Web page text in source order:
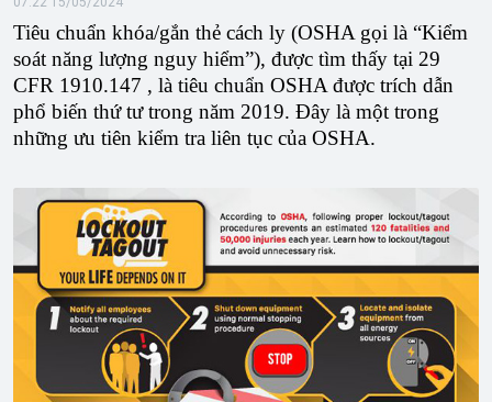
Tiêu chuẩn khóa/gắn thẻ cách ly (OSHA gọi là “Kiểm
soát năng lượng nguy hiểm”), được tìm thấy tại 29
CFR 1910.147 , là tiêu chuẩn OSHA được trích dẫn
phổ biến thứ tư trong năm 2019. Đây là một trong
những ưu tiên kiểm tra liên tục của OSHA.